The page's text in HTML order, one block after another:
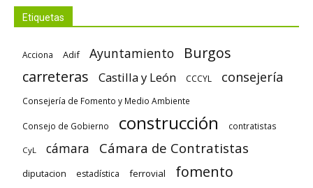
Etiquetas
Acciona Adif Ayuntamiento
Burgos
carreteras
Castilla y León CCCYL consejería
Consejería de Fomento y Medio Ambiente
Consejo de Gobierno construcción contratistas
CyL cámara Cámara de Contratistas
diputacion estadística ferrovial fomento